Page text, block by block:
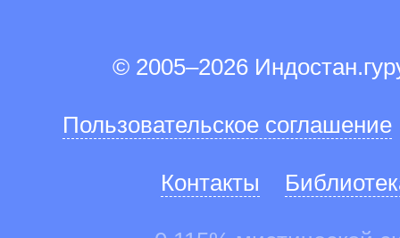
© 2005–2026
Пользовательское соглашение
Контакты